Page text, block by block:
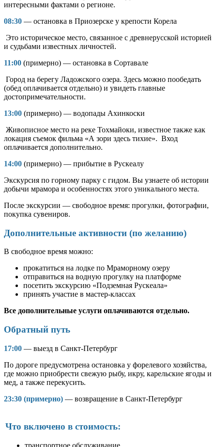
интересными фактами о регионе.
08:30 — остановка в Приозерске у крепости Корела
Это историческое место, связанное с древнерусской историей
и судьбами известных личностей.
11:00 (примерно) — остановка в Сортавале
Город на берегу Ладожского озера. Здесь можно пообедать
(обед оплачивается отдельно) и увидеть главные
достопримечательности.
13:00 (примерно) — водопады Ахинкоски
Живописное место на реке Тохмайоки, известное также как
локация съемок фильма «А зори здесь тихие». Вход
оплачивается дополнительно.
14:00 (примерно) — прибытие в Рускеалу
Экскурсия по горному парку с гидом. Вы узнаете об истории
добычи мрамора и особенностях этого уникального места.
После экскурсии — свободное время: прогулки, фотографии,
покупка сувениров.
Дополнительные активности (по желанию)
В свободное время можно:
прокатиться на лодке по Мраморному озеру
отправиться на водную прогулку на платформе
посетить экскурсию «Подземная Рускеала»
принять участие в мастер-классах
Все дополнительные услуги оплачиваются отдельно.
Обратный путь
17:00 — выезд в Санкт-Петербург
По дороге предусмотрена остановка у форелевого хозяйства,
где можно приобрести свежую рыбу, икру, карельские ягоды и
мед, а также перекусить.
23:30 (примерно) — возвращение в Санкт-Петербург
Что включено в стоимость: